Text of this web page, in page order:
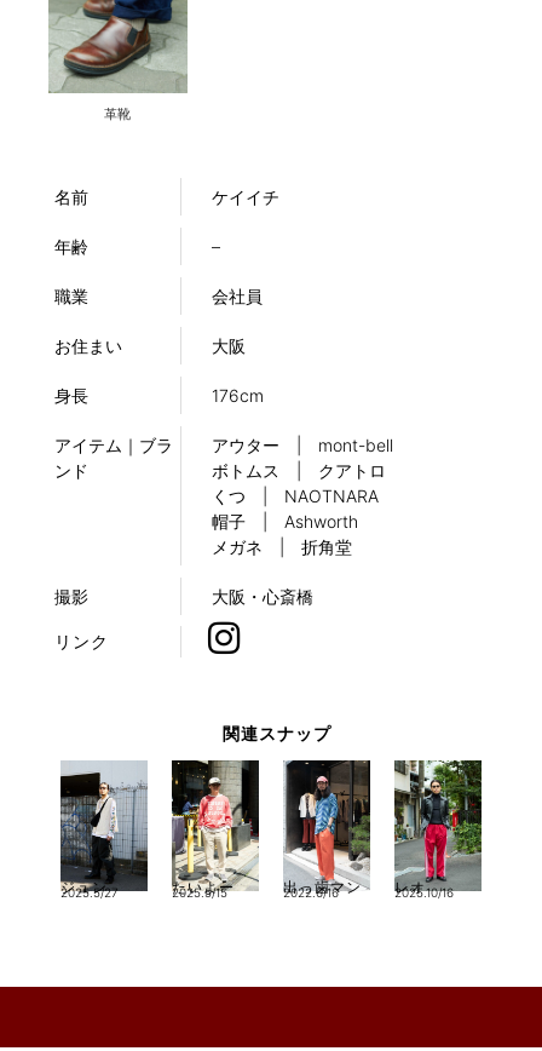
革靴
名前 ケイイチ
年齢 –
職業 会社員
お住まい 大阪
身長 176cm
アイテム｜ブラ
ンド
アウター | mont-bell
ボトムス | クアトロ
くつ | NAOTNARA
帽子 | Ashworth
メガネ | 折角堂
撮影 大阪・心斎橋
リンク
関連スナップ
ジュン
2025.5/27 たいよー
2025.5/15 出っ歯マン
2022.6/16 レオ
2025.10/16